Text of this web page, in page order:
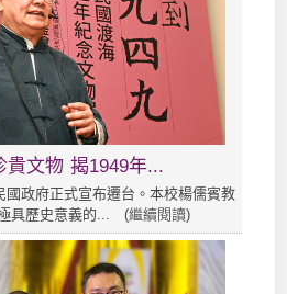
貴文物 揭1949年...
國政府正式宣布遷台。本校楊儒賓教
具歷史意義的... (繼續閱讀)